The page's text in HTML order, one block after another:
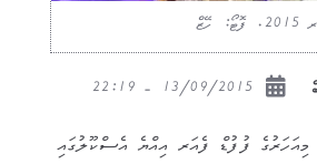
ފުފުޑް ފެއަރ އިއްޔެ އެސްކޫލުގައި